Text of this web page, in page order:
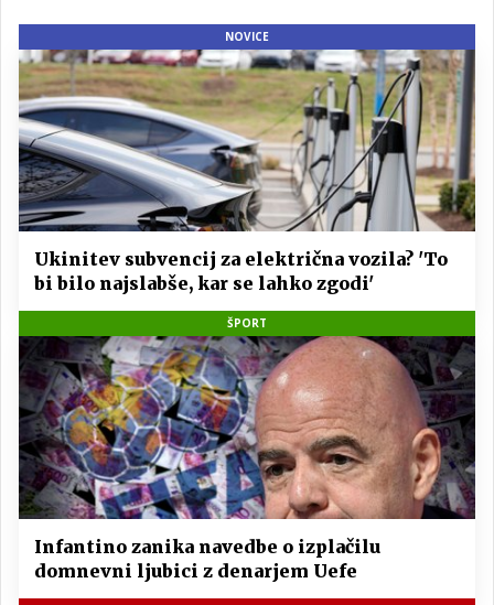
NOVICE
Ukinitev subvencij za električna vozila? 'To
bi bilo najslabše, kar se lahko zgodi'
ŠPORT
Infantino zanika navedbe o izplačilu
domnevni ljubici z denarjem Uefe